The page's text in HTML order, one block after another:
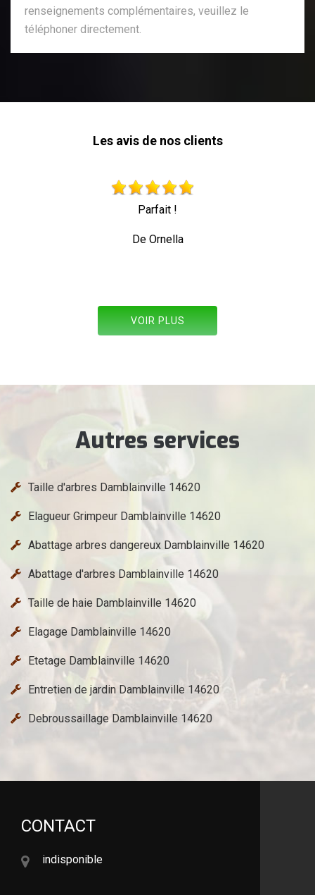
renseignements complémentaires, veuillez le
téléphoner directement.
Les avis de nos clients
Très beau travail personne
VOIR PLUS
Autres services
Taille d'arbres Damblainville 14620
Elagueur Grimpeur Damblainville 14620
Abattage arbres dangereux Damblainville 14620
Abattage d'arbres Damblainville 14620
Taille de haie Damblainville 14620
Elagage Damblainville 14620
Etetage Damblainville 14620
Entretien de jardin Damblainville 14620
Debroussaillage Damblainville 14620
CONTACT
indisponible